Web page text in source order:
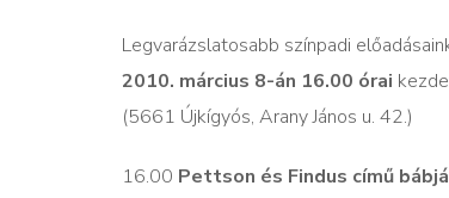
Legvarázslatosabb színpadi
2010. március 8-án 16.00 órai
(5661 Újkígyós, Arany János u. 42.)
16.00 Pettson és Findus című